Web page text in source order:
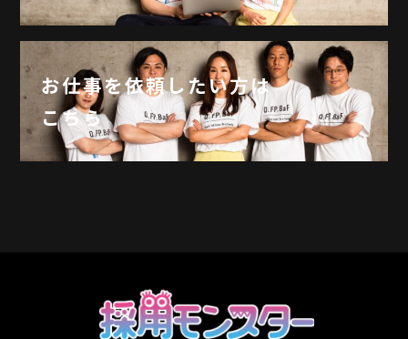
お仕事を依頼したい方は
こちら